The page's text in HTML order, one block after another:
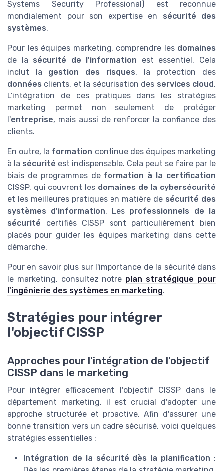
Systems Security Professional) est reconnue
mondialement pour son expertise en sécurité des
systèmes.
Pour les équipes marketing, comprendre les domaines
de la sécurité de l'information est essentiel. Cela
inclut la gestion des risques, la protection des
données clients, et la sécurisation des services cloud .
L'intégration de ces pratiques dans les stratégies
marketing permet non seulement de protéger
l'entreprise, mais aussi de renforcer la confiance des
clients.
En outre, la formation continue des équipes marketing
à la sécurité est indispensable. Cela peut se faire par le
biais de programmes de formation à la certification
CISSP, qui couvrent les domaines de la cybersécurité
et les meilleures pratiques en matière de sécurité des
systèmes d'information. Les professionnels de la
sécurité certifiés CISSP sont particulièrement bien
placés pour guider les équipes marketing dans cette
démarche.
Pour en savoir plus sur l'importance de la sécurité dans
le marketing, consultez notre plan stratégique pour
l'ingénierie des systèmes en marketing.
Stratégies pour intégrer
l'objectif CISSP
Approches pour l'intégration de l'objectif
CISSP dans le marketing
Pour intégrer efficacement l'objectif CISSP dans le
département marketing, il est crucial d'adopter une
approche structurée et proactive. Afin d'assurer une
bonne transition vers un cadre sécurisé, voici quelques
stratégies essentielles :
Intégration de la sécurité dès la planification :